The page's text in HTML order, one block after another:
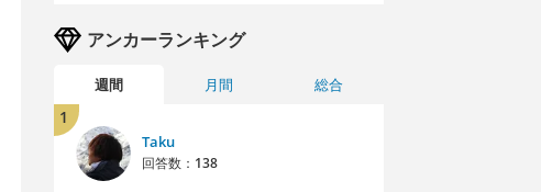
アンカーランキング
週間 月間 総合
1
Taku
回答数： 138